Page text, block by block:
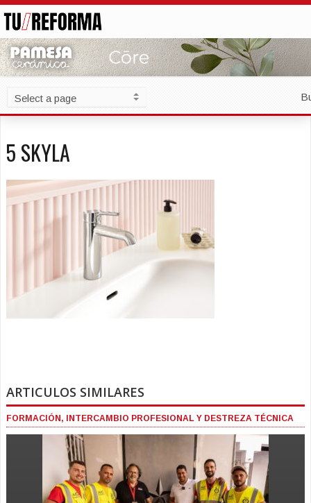
5 SKYLA
ARTICULOS SIMILARES
FORMACIÓN, INTERCAMBIO PROFESIONAL Y DESTREZA TÉCNICA